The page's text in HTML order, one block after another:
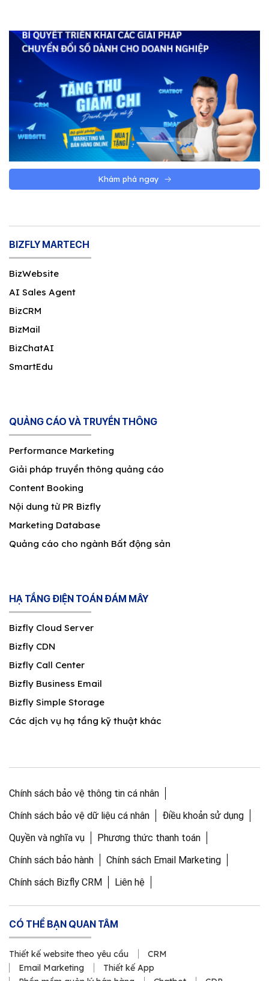
Khám phá ngay
BIZFLY MARTECH
BizWebsite
AI Sales Agent
BizCRM
BizMail
BizChatAI
SmartEdu
QUẢNG CÁO VÀ TRUYỀN THÔNG
Performance Marketing
Giải pháp truyền thông quảng cáo
Content Booking
Nội dung từ PR Bizfly
Marketing Database
Quảng cáo cho ngành Bất động sản
HẠ TẦNG ĐIỆN TOÁN ĐÁM MÂY
Bizfly Cloud Server
Bizfly CDN
Bizfly Call Center
Bizfly Business Email
Bizfly Simple Storage
Các dịch vụ hạ tầng kỹ thuật khác
Chính sách bảo vệ thông tin cá nhân
Chính sách bảo vệ dữ liệu cá nhân
Điều khoản sử dụng
Quyền và nghĩa vụ
Phương thức thanh toán
Chính sách bảo hành
Chính sách Email Marketing
Chính sách Bizfly CRM
Liên hệ
CÓ THỂ BẠN QUAN TÂM
Thiết kế website theo yêu cầu
CRM
Email Marketing
Thiết kế App